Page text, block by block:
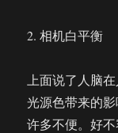
2. 相机白平衡
上面说了人脑
光源色带来的
许多不便。好